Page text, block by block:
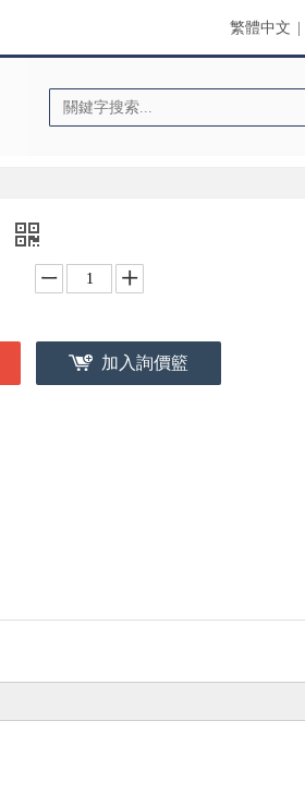
繁體中文
加入詢價籃